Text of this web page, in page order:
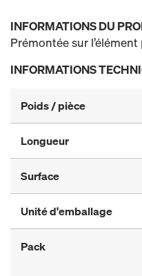
INFORMATIONS DU
Prémontée sur
INFORMATIONS
Poids / pièce
Longueur
Surface
Unité d'emballage
Pack